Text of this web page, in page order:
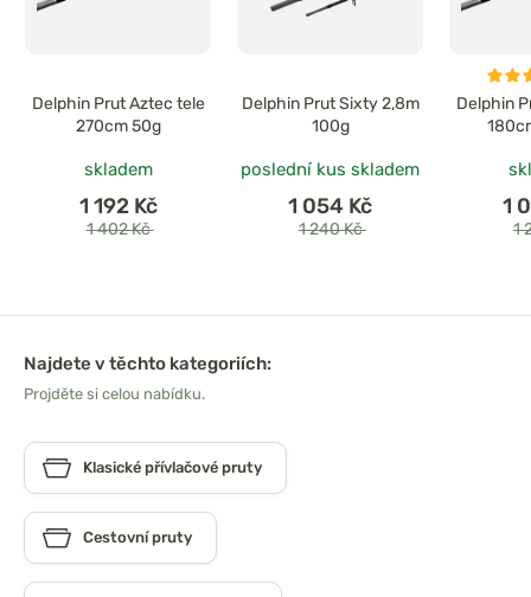
Delphin Prut Aztec tele
270cm 50g
skladem
1 192 Kč
1 402 Kč
Delphin Prut Sixty 2,8m
100g
poslední kus skladem
1 054 Kč
1 240 Kč
Delphin
1
1
Najdete v těchto kategoriích:
Projděte si celou nabídku.
Klasické přívlačové pruty
Cestovní pruty